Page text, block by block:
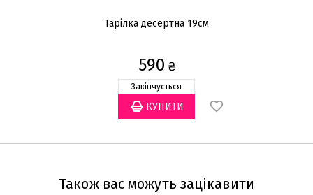
Тарілка десертна 19см
590 ₴
Закінчується
Також вас можуть зацікавити